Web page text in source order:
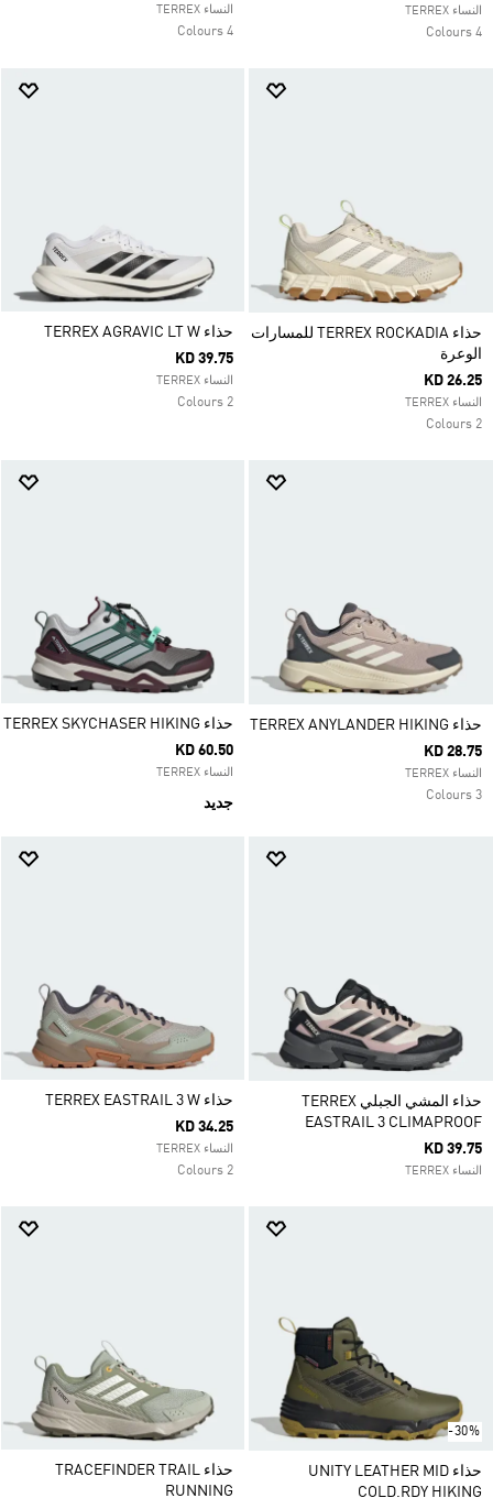
النساء TERREX
4 Colours
النساء TERREX
4 Colours
حذاء TERREX ROCKADIA للمسارات
الوعرة
KD 26.25
النساء TERREX
2 Colours
حذاء TERREX AGRAVIC LT W
KD 39.75
النساء TERREX
2 Colours
حذاء TERREX ANYLANDER HIKING
KD 28.75
النساء TERREX
3 Colours
حذاء TERREX SKYCHASER HIKING
KD 60.50
النساء TERREX
جديد
حذاء المشي الجبلي TERREX
EASTRAIL 3 CLIMAPROOF
KD 39.75
النساء TERREX
حذاء TERREX EASTRAIL 3 W
KD 34.25
النساء TERREX
2 Colours
-30%
حذاء UNITY LEATHER MID
COLD.RDY HIKING
حذاء TRACEFINDER TRAIL
RUNNING